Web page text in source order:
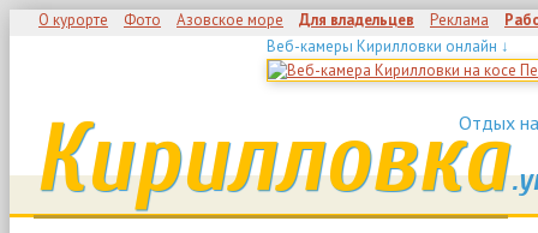
О курорте Фото Азовское море Для владельцев Реклама
Веб-камеры Кирилловки онлайн ↓
Отдых
Кирилловка